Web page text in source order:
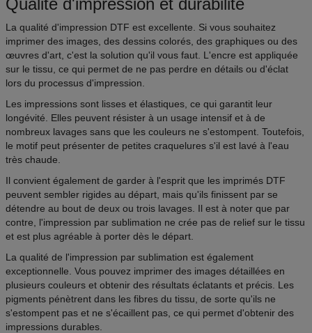
Qualité d'impression et durabilité
La qualité d'impression DTF est excellente. Si vous souhaitez
imprimer des images, des dessins colorés, des graphiques ou des
œuvres d'art, c'est la solution qu'il vous faut. L'encre est appliquée
sur le tissu, ce qui permet de ne pas perdre en détails ou d'éclat
lors du processus d'impression.
Les impressions sont lisses et élastiques, ce qui garantit leur
longévité. Elles peuvent résister à un usage intensif et à de
nombreux lavages sans que les couleurs ne s'estompent. Toutefois,
le motif peut présenter de petites craquelures s'il est lavé à l'eau
très chaude.
Il convient également de garder à l'esprit que les imprimés DTF
peuvent sembler rigides au départ, mais qu'ils finissent par se
détendre au bout de deux ou trois lavages. Il est à noter que par
contre, l'impression par sublimation ne crée pas de relief sur le tissu
et est plus agréable à porter dès le départ.
La qualité de l'impression par sublimation est également
exceptionnelle. Vous pouvez imprimer des images détaillées en
plusieurs couleurs et obtenir des résultats éclatants et précis. Les
pigments pénètrent dans les fibres du tissu, de sorte qu'ils ne
s'estompent pas et ne s'écaillent pas, ce qui permet d'obtenir des
impressions durables.